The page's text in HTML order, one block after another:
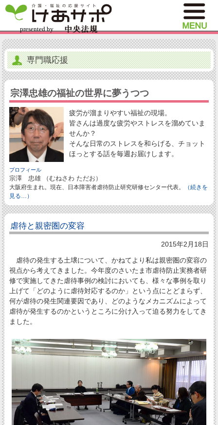
専門職応援
宗澤忠雄の福祉の世界に夢うつつ
疲労が溜まりやすい福祉の現場。
皆さんは過度な疲労やストレスを溜めていま
せんか？
そんな日常のストレスを和らげる、チョット
ほっとする話を毎週お届けします。
プロフィール
宗澤 忠雄 （むねさわ ただお）
大阪府生まれ。現在、日本障害者虐待防止研究研修センター代表。
（続きを
見る…）
虐待と親密圏の変容
2015年2月18日
虐待の発生する土壌について、かねてより私は親密圏の変容の
視点から考えてきました。今年度のさいたま市虐待防止実務者研
修で実施してきた虐待事例の検討においても、様々な事例を取り
上げて「どのように虐待対応するのか」という点にとどまらず、
何が虐待の発生関連要因であり、どのようなメカニズムによって
虐待が発生するのかというところに分け入って迫る努力をしてき
ました。